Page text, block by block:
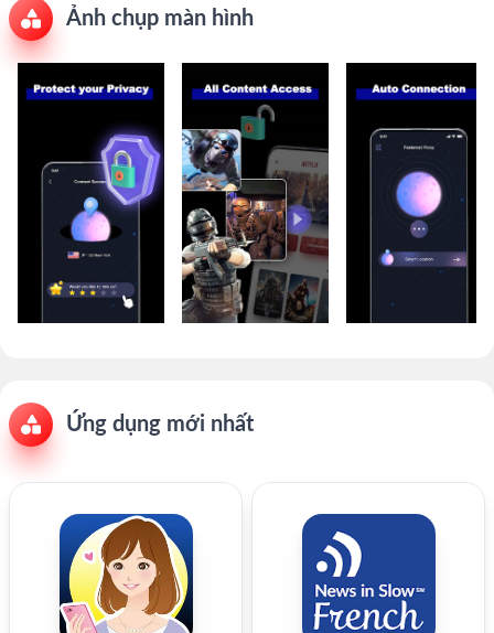
Ảnh chụp màn hình
Ứng dụng mới nhất